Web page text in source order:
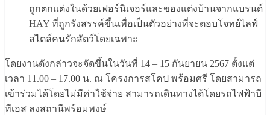
ถูกตกแต่งในด้วยเฟอร์นิเจอร์และของแต่งบ้านจากแบรนด์
HAY ที่ถูกรังสรรค์ขึ้นเพื่อเป็นตัวอย่างที่จะตอบโจทย์ไลฟ์
สไตล์คนรักสัตว์โดยเฉพาะ
โดยงานดังกล่าวจะจัดขึ้นในวันที่ 14 – 15 กันยายน 2567 ตั้งแต่
เวลา 11.00 – 17.00 น. ณ โครงการสโคป พร้อมศรี โดยสามารถ
เข้าร่วมได้โดยไม่มีค่าใช้จ่าย สามารถเดินทางได้โดยรถไฟฟ้าบี
ทีเอส ลงสถานีพร้อมพงษ์